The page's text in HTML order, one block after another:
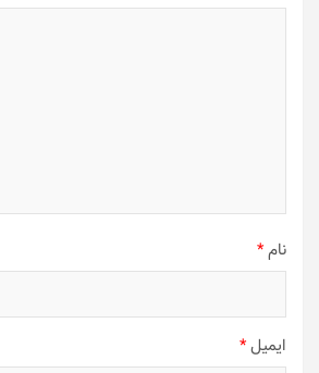
نام*
ایمیل*